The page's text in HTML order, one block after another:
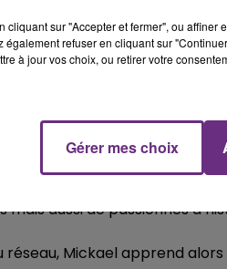
père a été sauvé en
temps que je pense à
en 2002...�x!�xÈRT svp
aussi de passionnés
Mickael apprend
cliquant sur "Accepter et fermer", ou
également refuser en cliquant sur
à jour vos choix, ou retirer votre
Gérer mes choix